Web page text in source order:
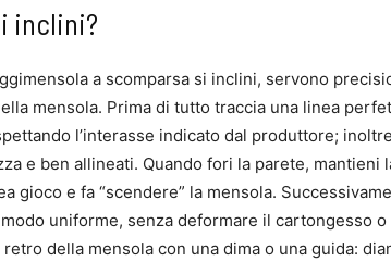
inclini?
a scomparsa si inclini, servono
mensola. Prima di tutto traccia una linea
l’interasse indicato dal produttore;
e ben allineati. Quando fori la parete, mantieni
gioco e fa “scendere” la mensola.
uniforme, senza deformare il cartongesso o
della mensola con una dima o una guida: